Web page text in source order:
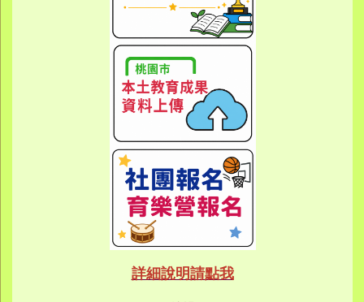
link to https://
link to https://
link to https://
link to https://
link to https://
link to https://
link to https://
link to https://
link to https://
link to https://
link to https://
link to https://
link to https://
link to https://
link to https://
link to https://
link to https://
link to https://
link to https://
link to https://
link to https://
link to https://
link to https://
link to https://
link to https://
link to https://
link to https://
link to https://
link to https://
link to https://
link to https://
link to https://
link to https://
link to https://
link to https://
link to https://
link to https://
link to https://
link to https://
link to https://
link to https://
link to https://
link to https://
link to https://
link to https://
link to https://
link to https://
link to https://
link to https://
link to https://
link to https://
link to https://
link to https://
link to https://
link to https://
link to https://
link to https://
link to https://
link to https://
ink to https://forms.gle/
詳細說明請點我